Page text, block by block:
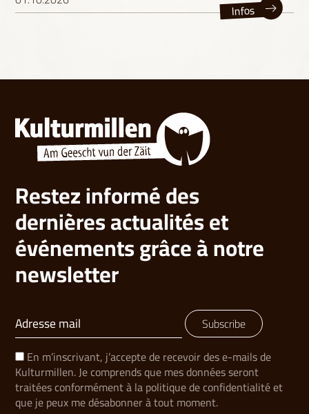
Infos
Restez informé des
dernières actualités et
événements grâce à notre
newsletter
Subscribe
En m’inscrivant, j’accepte de recevoir des e-mails de
Kulturmillen. Je comprends que mes données seront
traitées conformément à la politique de confidentialité et
que je peux me désabonner à tout moment.